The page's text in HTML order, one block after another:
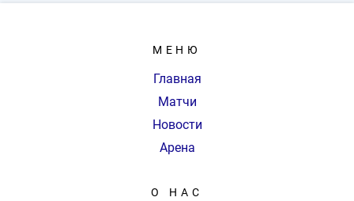
МЕНЮ
Главная
Матчи
Новости
Арена
О НАС